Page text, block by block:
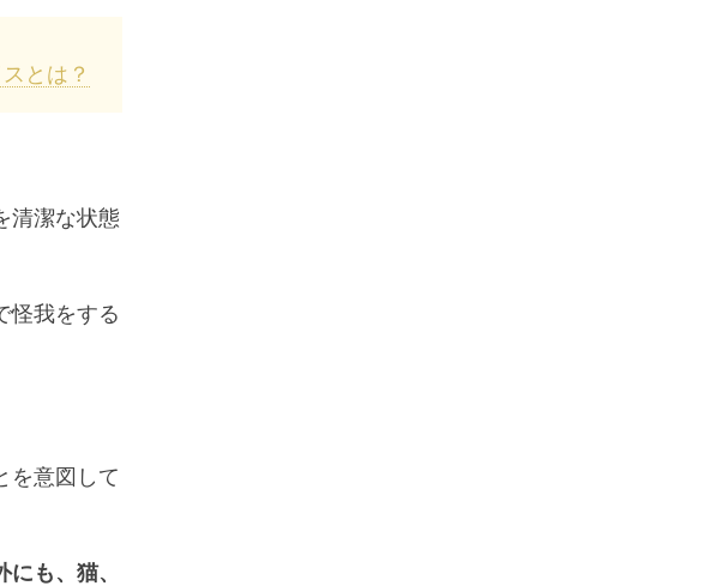
とは？
清潔な状態
怪我をする
を意図して
にも、猫、